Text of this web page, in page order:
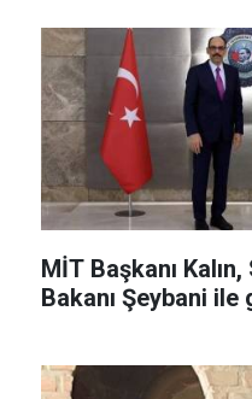
MİT Başkanı
Bakanı Şeybani ile